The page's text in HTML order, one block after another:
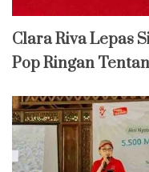
Clara Riva Lepas
Pop Ringan